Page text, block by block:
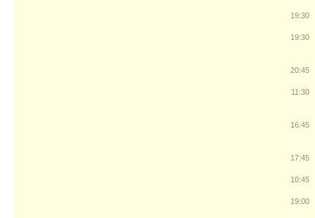
19:30
19:30
20:45
11:30
16:45
17:45
10:45
19:00